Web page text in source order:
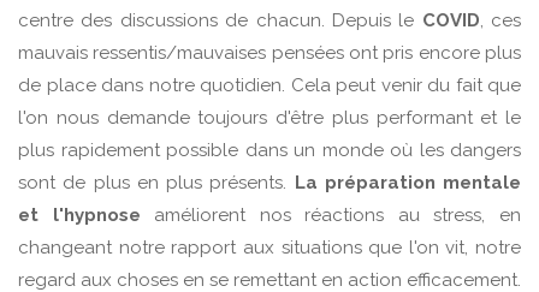
centre des discussions de chacun. Depuis le COVID, ces
mauvais ressentis/mauvaises pensées ont pris encore plus
de place dans notre quotidien. Cela peut venir du fait que
l'on nous demande toujours d'être plus performant et le
plus rapidement possible dans un monde où les dangers
sont de plus en plus présents. La préparation mentale
et l'hypnose améliorent nos réactions au stress, en
changeant notre rapport aux situations que l'on vit, notre
regard aux choses en se remettant en action efficacement.